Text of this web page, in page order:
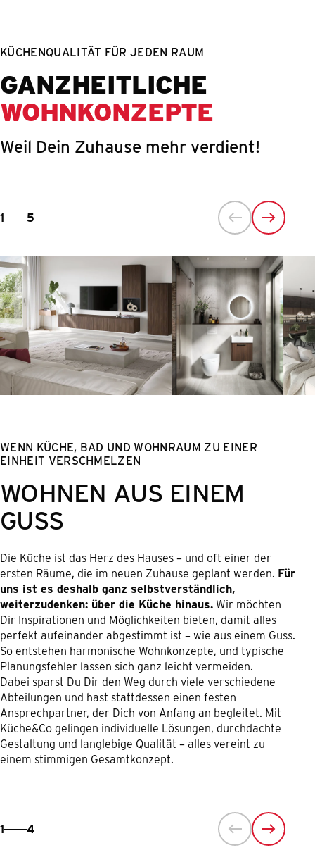
KÜCHENQUALITÄT FÜR JEDEN RAUM
GANZHEITLICHE
WOHNKONZEPTE
Weil Dein Zuhause mehr verdient!
1 5
WENN KÜCHE, BAD UND WOHNRAUM ZU EINER
EINHEIT VERSCHMELZEN
WOHNEN AUS EINEM
GUSS
Die Küche ist das Herz des Hauses – und oft einer der
ersten Räume, die im neuen Zuhause geplant werden. Für
uns ist es deshalb ganz selbstverständlich,
weiterzudenken: über die Küche hinaus. Wir möchten
Dir Inspirationen und Möglichkeiten bieten, damit alles
perfekt aufeinander abgestimmt ist – wie aus einem Guss.
So entstehen harmonische Wohnkonzepte, und typische
Planungsfehler lassen sich ganz leicht vermeiden.
Dabei sparst Du Dir den Weg durch viele verschiedene
Abteilungen und hast stattdessen einen festen
Ansprechpartner, der Dich von Anfang an begleitet. Mit
Küche&Co gelingen individuelle Lösungen, durchdachte
Gestaltung und langlebige Qualität – alles vereint zu
einem stimmigen Gesamtkonzept.
1 4